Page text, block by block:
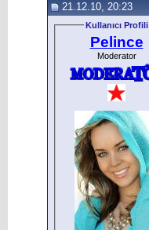
21.12.10, 20:23
Kullanıcı Profili
Pelince
Moderator